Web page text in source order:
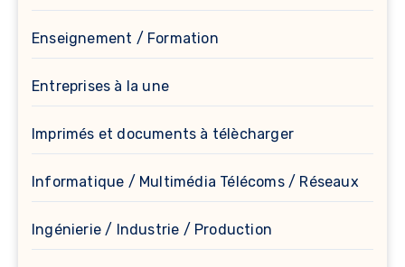
Enseignement / Formation
Entreprises à la une
Imprimés et documents à télècharger
Informatique / Multimédia Télécoms / Réseaux
Ingénierie / Industrie / Production